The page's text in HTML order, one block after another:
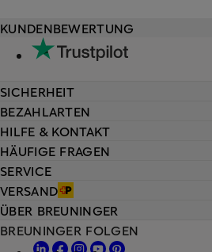
HILFE & KONTAKT
HÄUFIGE FRAGEN
SERVICE
VERSAND
KUNDENBEWERTUNG
SICHERHEIT
BEZAHLARTEN
ÜBER BREUNINGER
BREUNINGER FOLGEN